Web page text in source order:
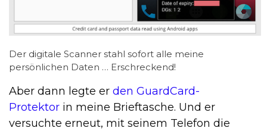
Der digitale Scanner stahl sofort alle meine
persönlichen Daten … Erschreckend!
Aber dann legte er den GuardCard-
Protektor in meine Brieftasche. Und er
versuchte erneut, mit seinem Telefon die